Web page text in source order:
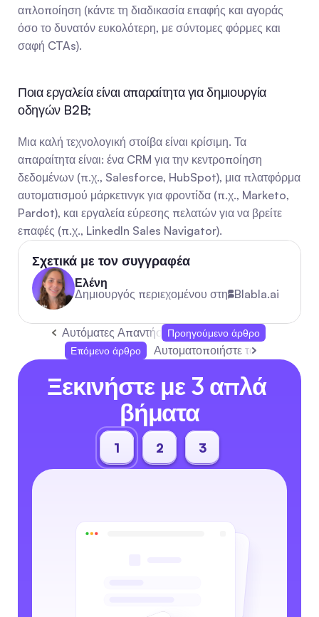
απλοποίηση (κάντε τη διαδικασία επαφής και αγοράς
όσο το δυνατόν ευκολότερη, με σύντομες φόρμες και
σαφή CTAs).
Ποια εργαλεία είναι απαραίτητα για δημιουργία
οδηγών B2B;
Μια καλή τεχνολογική στοίβα είναι κρίσιμη. Τα
απαραίτητα είναι: ένα CRM για την κεντροποίηση
δεδομένων (π.χ., Salesforce, HubSpot), μια πλατφόρμα
αυτοματισμού μάρκετινγκ για φροντίδα (π.χ., Marketo,
Pardot), και εργαλεία εύρεσης πελατών για να βρείτε
επαφές (π.χ., LinkedIn Sales Navigator).
Σχετικά με τον συγγραφέα
Ελένη
Δημιουργός περιεχομένου στη Blabla.ai
Αυτόματες Απαντήσεις Google Business Profile:
Προηγούμενο άρθρο
Επόμενο άρθρο
Αυτοματοποιήστε τα σχόλια
Ξεκινήστε με 3 απλά
βήματα
1 2 3